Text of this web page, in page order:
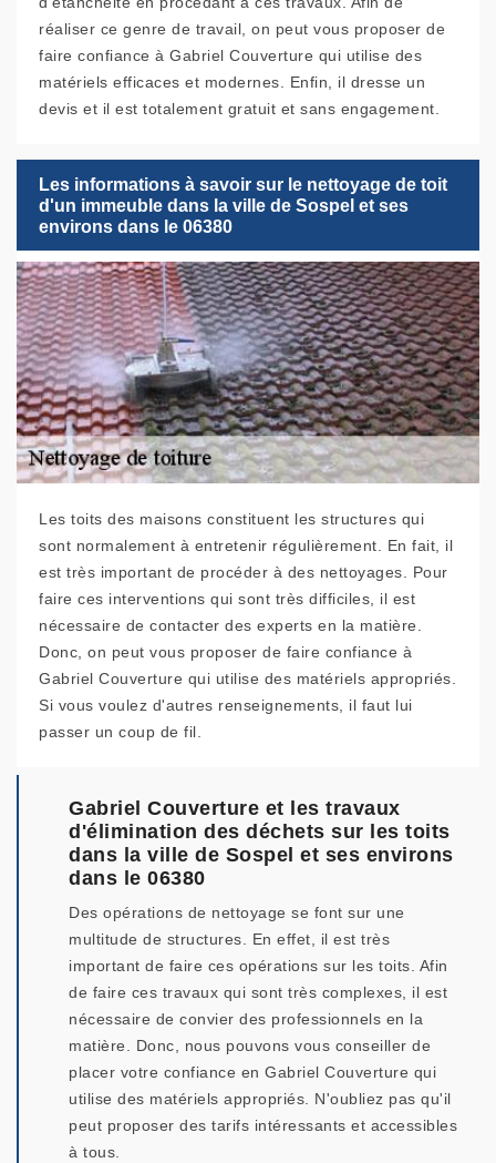
réaliser ce genre de travail, on peut vous proposer de
faire confiance à Gabriel Couverture qui utilise des
matériels efficaces et modernes. Enfin, il dresse un
devis et il est totalement gratuit et sans engagement.
Les informations à savoir sur le nettoyage de toit
d'un immeuble dans la ville de Sospel et ses
environs dans le 06380
Les toits des maisons constituent les structures qui
sont normalement à entretenir régulièrement. En fait, il
est très important de procéder à des nettoyages. Pour
faire ces interventions qui sont très difficiles, il est
nécessaire de contacter des experts en la matière.
Donc, on peut vous proposer de faire confiance à
Gabriel Couverture qui utilise des matériels appropriés.
Si vous voulez d'autres renseignements, il faut lui
passer un coup de fil.
Gabriel Couverture et les travaux
d'élimination des déchets sur les toits
dans la ville de Sospel et ses environs
dans le 06380
Des opérations de nettoyage se font sur une
multitude de structures. En effet, il est très
important de faire ces opérations sur les toits. Afin
de faire ces travaux qui sont très complexes, il est
nécessaire de convier des professionnels en la
matière. Donc, nous pouvons vous conseiller de
placer votre confiance en Gabriel Couverture qui
utilise des matériels appropriés. N'oubliez pas qu'il
peut proposer des tarifs intéressants et accessibles
à tous.